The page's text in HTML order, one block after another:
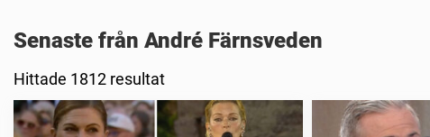
Senaste från André Färnsveden
Hittade 1812 resultat